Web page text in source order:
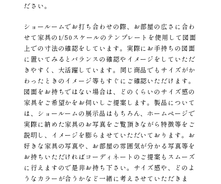
ださい。
ショールームでお打ち合わせの際、お部屋の広さに合わ
せて家具の1/50スケールのテンプレートを使用して図面
上での寸法の確認をしています。実際にお手持ちの図面
に置いてみるとバランスの確認やイメージをしていただ
きやすく、大活躍しています。同じ商品でもサイズがか
わったときのイメージ等もすぐにご確認いただけます。
図面をお持ちではない場合は、どのくらいのサイズ感の
家具をご希望かをお伺いしご提案します。製品について
は、ショールームの展示品はもちろん、ホームページで
実際に納めた家具のお写真をご覧頂きながら特徴等をご
説明し、イメージを膨らませていただいております。お
好きな家具の写真や、お部屋の雰囲気が分かる写真等を
お持ちいただければコーディネートのご提案もスムーズ
に行えますので是非お持ち下さい。サイズ感や、どのよ
うなカラーが合うかなど一緒に考えさせていただきま